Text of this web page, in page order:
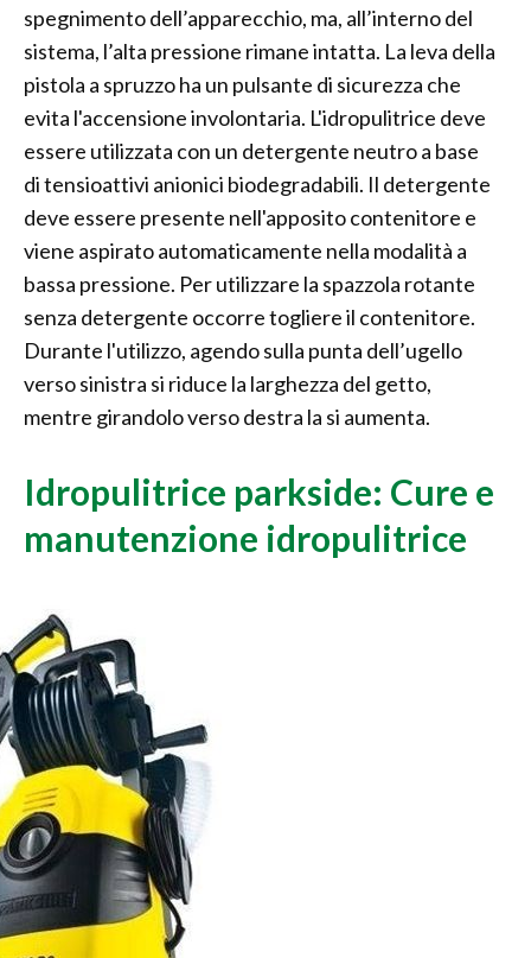
spegnimento dell’apparecchio, ma, all’interno del
sistema, l’alta pressione rimane intatta. La leva della
pistola a spruzzo ha un pulsante di sicurezza che
evita l'accensione involontaria. L'idropulitrice deve
essere utilizzata con un detergente neutro a base
di tensioattivi anionici biodegradabili. Il detergente
deve essere presente nell'apposito contenitore e
viene aspirato automaticamente nella modalità a
bassa pressione. Per utilizzare la spazzola rotante
senza detergente occorre togliere il contenitore.
Durante l'utilizzo, agendo sulla punta dell’ugello
verso sinistra si riduce la larghezza del getto,
mentre girandolo verso destra la si aumenta.
Idropulitrice parkside: Cure e
manutenzione idropulitrice